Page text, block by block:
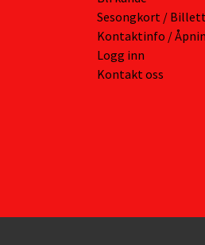
Sesongkort /
Kontaktinfo /
Logg inn
Kontakt oss